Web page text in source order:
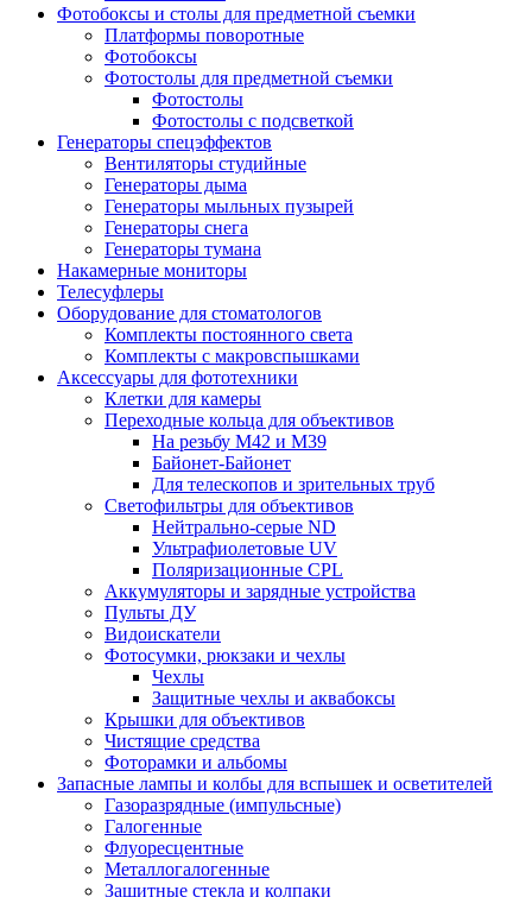
Фотобоксы и столы для предметной съемки
Платформы поворотные
Фотобоксы
Фотостолы для предметной съемки
Фотостолы
Фотостолы с подсветкой
Генераторы спецэффектов
Вентиляторы студийные
Генераторы дыма
Генераторы мыльных пузырей
Генераторы снега
Генераторы тумана
Накамерные мониторы
Телесуфлеры
Оборудование для стоматологов
Комплекты постоянного света
Комплекты с макровспышками
Аксессуары для фототехники
Клетки для камеры
Переходные кольца для объективов
На резьбу М42 и М39
Байонет-Байонет
Для телескопов и зрительных труб
Светофильтры для объективов
Нейтрально-серые ND
Ультрафиолетовые UV
Поляризационные CPL
Аккумуляторы и зарядные устройства
Пульты ДУ
Видоискатели
Фотосумки, рюкзаки и чехлы
Чехлы
Защитные чехлы и аквабоксы
Крышки для объективов
Чистящие средства
Фоторамки и альбомы
Запасные лампы и колбы для вспышек и осветителей
Газоразрядные (импульсные)
Галогенные
Флуоресцентные
Металлогалогенные
Защитные стекла и колпаки